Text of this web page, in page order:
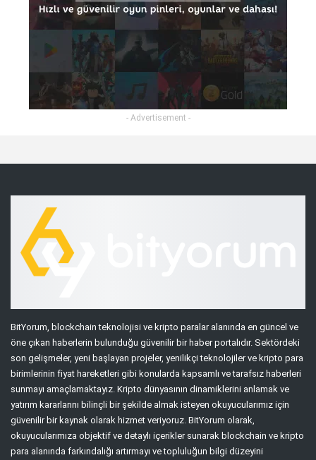
- Advertisement -
BitYorum, blockchain teknolojisi ve kripto paralar alanında en güncel ve
öne çıkan haberlerin bulunduğu güvenilir bir haber portalıdır. Sektördeki
son gelişmeler, yeni başlayan projeler, yenilikçi teknolojiler ve kripto para
birimlerinin fiyat hareketleri gibi konularda kapsamlı ve tarafsız haberleri
sunmayı amaçlamaktayız. Kripto dünyasının dinamiklerini anlamak ve
yatırım kararlarını bilinçli bir şekilde almak isteyen okuyucularımız için
güvenilir bir kaynak olarak hizmet veriyoruz. BitYorum olarak,
okuyucularımıza objektif ve detaylı içerikler sunarak blockchain ve kripto
para alanında farkındalığı artırmayı ve topluluğun bilgi düzeyini